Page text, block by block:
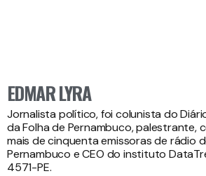
EDMAR LYRA
Jornalista político, foi colunista do
da Folha de Pernambuco, palestrante,
mais de cinquenta emissoras de rádio
Pernambuco e CEO do instituto
4571-PE.